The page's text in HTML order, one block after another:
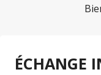
ÉCHANGE